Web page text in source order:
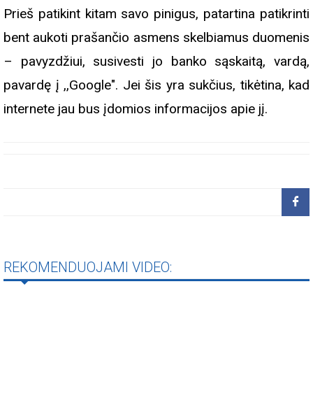
Prieš patikint kitam savo pinigus, patartina patikrinti
bent aukoti prašančio asmens skelbiamus duomenis
– pavyzdžiui, susivesti jo banko sąskaitą, vardą,
pavardę į ,,Google". Jei šis yra sukčius, tikėtina, kad
internete jau bus įdomios informacijos apie jį.
REKOMENDUOJAMI VIDEO: